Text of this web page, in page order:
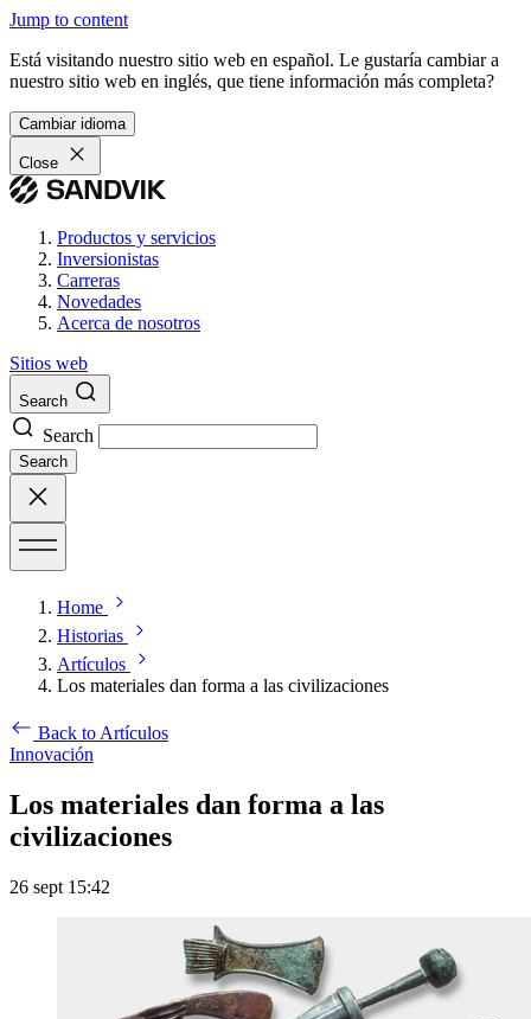
Jump to content
Está visitando nuestro sitio web en español. Le gustaría cambiar a
nuestro sitio web en inglés, que tiene información más completa?
Cambiar idioma
Close
Productos y servicios
Inversionistas
Carreras
Novedades
Acerca de nosotros
Sitios web
Search
Search
Search
Home
Historias
Artículos
Los materiales dan forma a las civilizaciones
Back to Artículos
Innovación
Los materiales dan forma a las
civilizaciones
26 sept 15:42